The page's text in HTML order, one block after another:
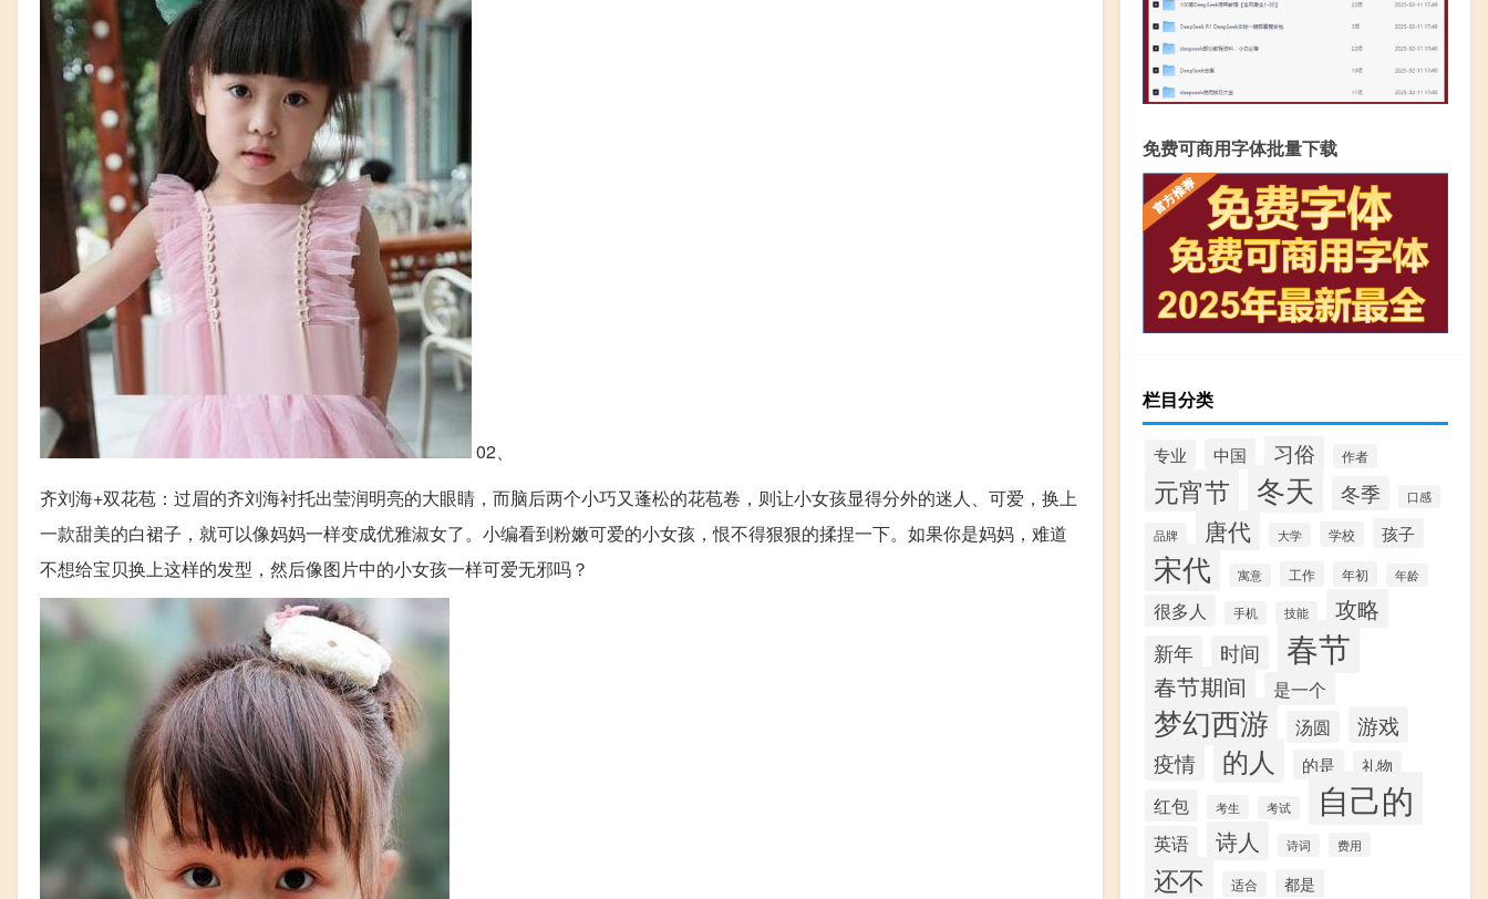
02、
齐刘海+双花苞：过眉的齐刘海衬托出莹润明亮的大眼睛，而脑后两个小巧又蓬松的花苞卷，则让小女孩显得分外的迷人、可爱，换上
一款甜美的白裙子，就可以像妈妈一样变成优雅淑女了。小编看到粉嫩可爱的小女孩，恨不得狠狠的揉捏一下。如果你是妈妈，难道
不想给宝贝换上这样的发型，然后像图片中的小女孩一样可爱无邪吗？
免费可商用字体批量下载
栏目分类
专业 中国 习俗 作者
元宵节 冬天 冬季 口感
品牌 唐代 大学 学校 孩子
宋代 寓意 工作 年初 年龄
很多人 手机 技能 攻略
新年 时间 春节
春节期间 是一个
梦幻西游 汤圆
游戏
疫情
的人 的是 礼物
红包 考生 考试 自己的
英语 诗人 诗词 费用
还不 适合 都是